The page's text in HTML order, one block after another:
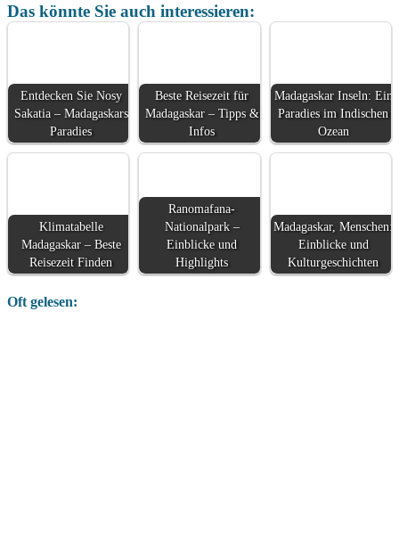
Das könnte Sie auch interessieren:
Entdecken Sie Nosy
Sakatia – Madagaskars
Paradies
Beste Reisezeit für
Madagaskar – Tipps &
Infos
Madagaskar Inseln: Ein
Paradies im Indischen
Ozean
Klimatabelle
Madagaskar – Beste
Reisezeit Finden
Ranomafana-
Nationalpark –
Einblicke und
Highlights
Madagaskar, Menschen:
Einblicke und
Kulturgeschichten
Oft gelesen: